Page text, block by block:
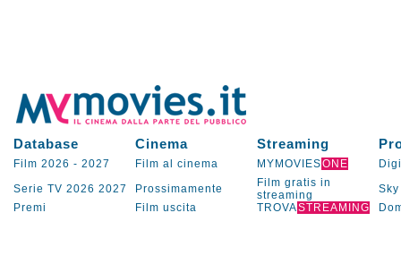
Database Cinema Streaming
Film 2026 - 2027 Film al cinema MYMOVIESONE
Serie TV 2026 2027 Prossimamente
Film gratis in
streaming
Sky
Premi
Film uscita TROVASTREAMING